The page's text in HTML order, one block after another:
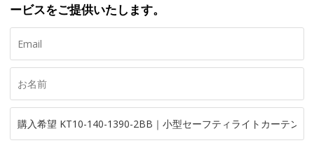
ービスをご提供いたします。